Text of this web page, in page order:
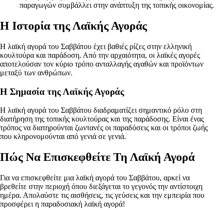
παραγωγών συμβάλλει στην ανάπτυξη της τοπικής οικονομίας.
Η Ιστορία της Λαϊκής Αγοράς
Η λαϊκή αγορά του Σαββάτου έχει βαθιές ρίζες στην ελληνική
κουλτούρα και παράδοση. Από την αρχαιότητα, οι λαϊκές αγορές
αποτελούσαν τον κύριο τρόπο ανταλλαγής αγαθών και προϊόντων
μεταξύ των ανθρώπων.
Η Σημασία της Λαϊκής Αγοράς
Η λαϊκή αγορά του Σαββάτου διαδραματίζει σημαντικό ρόλο στη
διατήρηση της τοπικής κουλτούρας και της παράδοσης. Είναι ένας
τρόπος να διατηρούνται ζωντανές οι παραδόσεις και οι τρόποι ζωής
που κληρονομούνται από γενιά σε γενιά.
Πώς Να Επισκεφθείτε Τη Λαϊκή Αγορά
Για να επισκεφθείτε μια λαϊκή αγορά του Σαββάτου, αρκεί να
βρεθείτε στην περιοχή όπου διεξάγεται το γεγονός την αντίστοιχη
ημέρα. Απολαύστε τις αισθήσεις, τις γεύσεις και την εμπειρία που
προσφέρει η παραδοσιακή λαϊκή αγορά!